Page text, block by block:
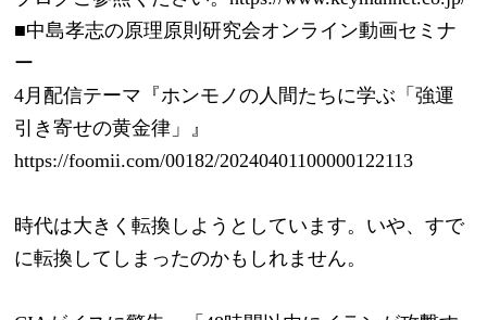
■中島孝志の原理原則研究会オンライン動画セミナ
ー
4月配信テーマ『ホンモノの人間たちに学ぶ「強運
引き寄せの黄金律」』
https://foomii.com/00182/20240401100000122113
時代は大きく転換しようとしています。いや、すで
に転換してしまったのかもしれません。